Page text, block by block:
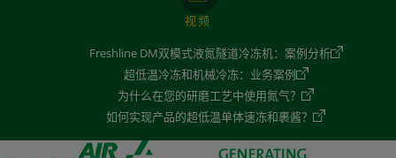
视频
Freshline DM双模式液氮隧道冷冻机：案例分析
超低温冷冻和机械冷冻：业务案例
为什么在您的研磨工艺中使用氮气？
如何实现产品的超低温单体速冻和裹酱？